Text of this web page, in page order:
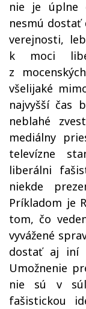
nie je úplne
nesmú dostať
verejnosti,
k moci
z
všelijaké
najvyšší čas
neblahé
mediálny
televízne
liberálni
niekde
Príkladom je
tom, čo
vyvážené
dostať aj iní
Umožnenie
nie sú v
fašistickou